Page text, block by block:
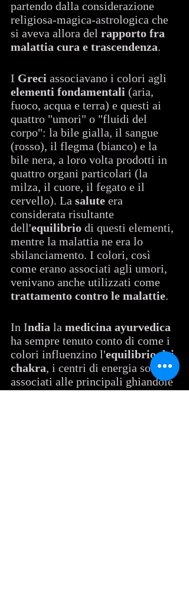
partendo dalla considerazione
religiosa-magica-astrologica che
si aveva allora del rapporto fra
malattia cura e trascendenza.
I Greci associavano i colori agli
elementi fondamentali (aria,
fuoco, acqua e terra) e questi ai
quattro "umori" o "fluidi del
corpo": la bile gialla, il sangue
(rosso), il flegma (bianco) e la
bile nera, a loro volta prodotti in
quattro organi particolari (la
milza, il cuore, il fegato e il
cervello). La salute era
considerata risultante
dell'equilibrio di questi elementi,
mentre la malattia ne era lo
sbilanciamento. I colori, così
come erano associati agli umori,
venivano anche utilizzati come
trattamento contro le malattie.
In India la medicina ayurvedica
ha sempre tenuto conto di come i
colori influenzino l'equilibrio dei
chakra, i centri di energia sottile
associati alle principali ghiandole
del corpo. Anche i Cinesi